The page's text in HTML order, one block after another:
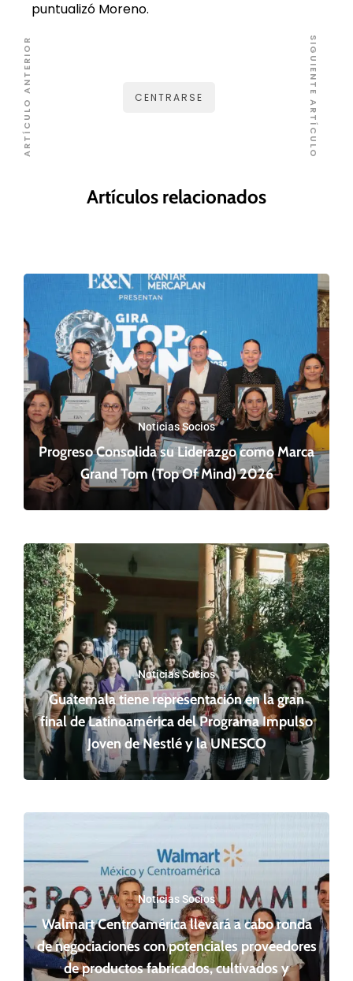
puntualizó Moreno.
CENTRARSE
Artículos relacionados
Noticias Socios
Progreso Consolida su Liderazgo como Marca
Grand Tom (Top Of Mind) 2026
Noticias Socios
Guatemala tiene representación en la gran
final de Latinoamérica del Programa Impulso
Joven de Nestlé y la UNESCO
Noticias Socios
Walmart Centroamérica llevará a cabo ronda
de negociaciones con potenciales proveedores
de productos fabricados, cultivados y
ARTÍCULO ANTERIOR SIGUIENTE ARTÍCULO